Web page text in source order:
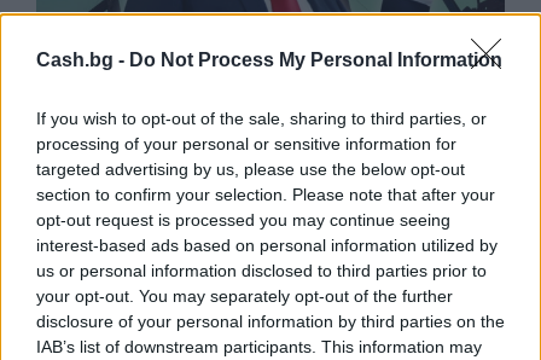
Cash.bg - Do Not Process My Personal Information
If you wish to opt-out of the sale, sharing to third parties, or
processing of your personal or sensitive information for
targeted advertising by us, please use the below opt-out
section to confirm your selection. Please note that after your
opt-out request is processed you may continue seeing
interest-based ads based on personal information utilized by
us or personal information disclosed to third parties prior to
your opt-out. You may separately opt-out of the further
disclosure of your personal information by third parties on the
IAB’s list of downstream participants. This information may
Белият дом спира проекти за
възобновяема енергия в САЩ
07.08.2026 / 18:00